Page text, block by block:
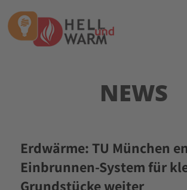
NEWS
Erdwärme: TU München
Einbrunnen-System für
Grundstücke weiter